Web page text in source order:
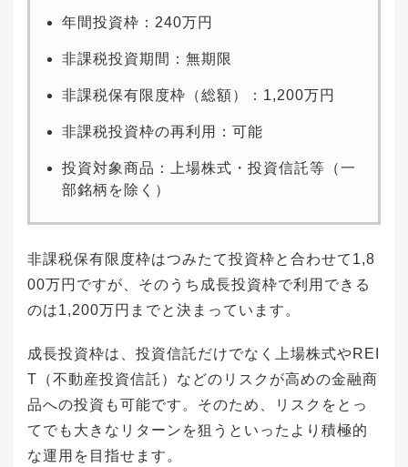
年間投資枠：240万円
非課税投資期間：無期限
非課税保有限度枠（総額）：1,200万円
非課税投資枠の再利用：可能
投資対象商品：上場株式・投資信託等（一
部銘柄を除く）
非課税保有限度枠はつみたて投資枠と合わせて1,8
00万円ですが、そのうち成長投資枠で利用できる
のは1,200万円までと決まっています。
成長投資枠は、投資信託だけでなく上場株式やREI
T（不動産投資信託）などのリスクが高めの金融商
品への投資も可能です。そのため、リスクをとっ
てでも大きなリターンを狙うといったより積極的
な運用を目指せます。